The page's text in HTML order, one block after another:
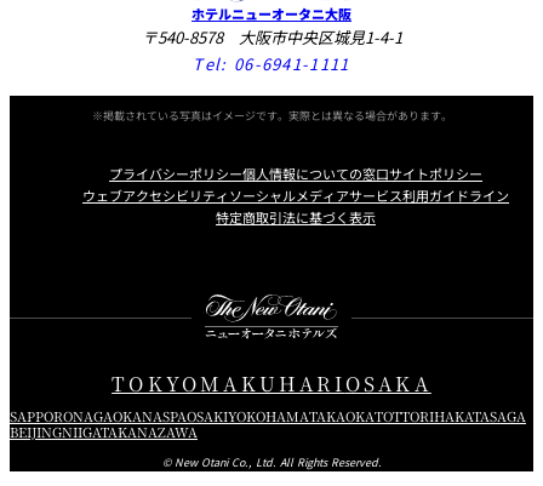
ホテルニューオータニ大阪
〒540-8578 大阪市中央区城見1-4-1
Tel: 06-6941-1111
※掲載されている写真はイメージです。実際とは異なる場合があります。
プライバシーポリシー個人情報についての窓口サイトポリシー
ウェブアクセシビリティソーシャルメディアサービス利用ガイドライン
特定商取引法に基づく表示
TOKYOMAKUHARIOSAKA
SAPPORONAGAOKANASPAOSAKIYOKOHAMATAKAOKATOTTORIHAKATASAGA
BEIJINGNIIGATAKANAZAWA
© New Otani Co., Ltd. All Rights Reserved.